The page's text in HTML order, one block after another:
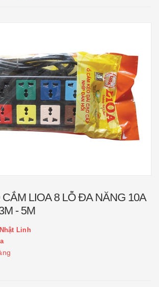
LIOA 8 LỖ ĐA NĂNG 10A
- 5M
Linh